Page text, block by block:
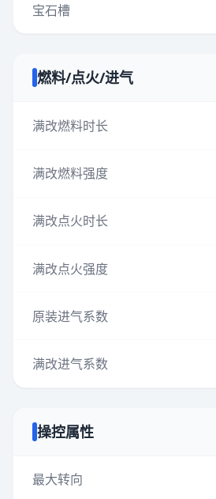
宝石槽
燃料/点火/进气
满改燃料时长
满改燃料强度
满改点火时长
满改点火强度
原装进气系数
满改进气系数
操控属性
最大转向